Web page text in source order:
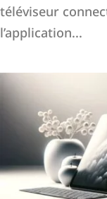
téléviseur
l’application...